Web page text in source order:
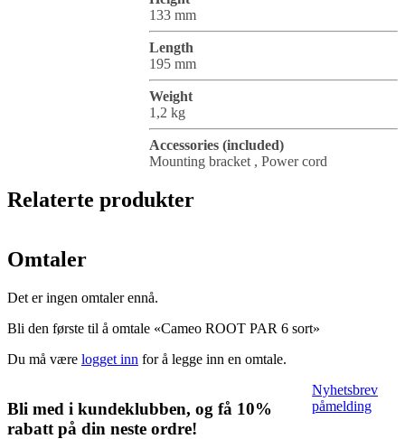
133 mm
Length
195 mm
Weight
1,2 kg
Accessories (included)
Mounting bracket , Power cord
Relaterte produkter
Omtaler
Det er ingen omtaler ennå.
Bli den første til å omtale «Cameo ROOT PAR 6 sort»
Du må være logget inn for å legge inn en omtale.
Bli med i kundeklubben, og få 10%
rabatt på din neste ordre!
Nyhetsbrev
påmelding